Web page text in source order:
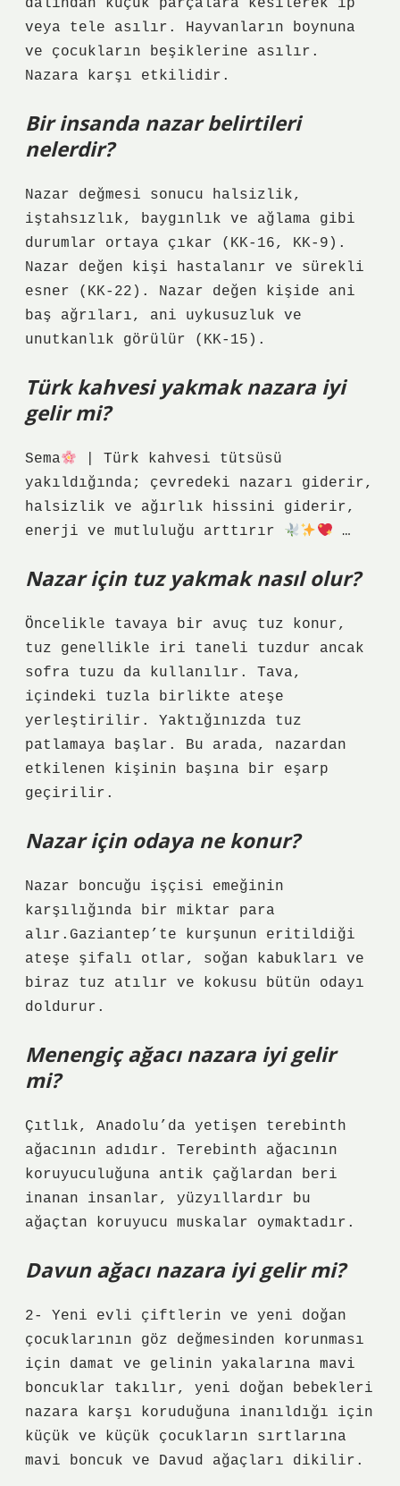
dalından küçük parçalara kesilerek ip
veya tele asılır. Hayvanların boynuna
ve çocukların beşiklerine asılır.
Nazara karşı etkilidir.
Bir insanda nazar belirtileri
nelerdir?
Nazar değmesi sonucu halsizlik,
iştahsızlık, baygınlık ve ağlama gibi
durumlar ortaya çıkar (KK-16, KK-9).
Nazar değen kişi hastalanır ve sürekli
esner (KK-22). Nazar değen kişide ani
baş ağrıları, ani uykusuzluk ve
unutkanlık görülür (KK-15).
Türk kahvesi yakmak nazara iyi
gelir mi?
Sema
| Türk kahvesi tütsüsü
yakıldığında; çevredeki nazarı giderir,
halsizlik ve ağırlık hissini giderir,
enerji ve mutluluğu arttırır
…
Nazar için tuz yakmak nasıl olur?
Öncelikle tavaya bir avuç tuz konur,
tuz genellikle iri taneli tuzdur ancak
sofra tuzu da kullanılır. Tava,
içindeki tuzla birlikte ateşe
yerleştirilir. Yaktığınızda tuz
patlamaya başlar. Bu arada, nazardan
etkilenen kişinin başına bir eşarp
geçirilir.
Nazar için odaya ne konur?
Nazar boncuğu işçisi emeğinin
karşılığında bir miktar para
alır.Gaziantep’te kurşunun eritildiği
ateşe şifalı otlar, soğan kabukları ve
biraz tuz atılır ve kokusu bütün odayı
doldurur.
Menengiç ağacı nazara iyi gelir
mi?
Çıtlık, Anadolu’da yetişen terebinth
ağacının adıdır. Terebinth ağacının
koruyuculuğuna antik çağlardan beri
inanan insanlar, yüzyıllardır bu
ağaçtan koruyucu muskalar oymaktadır.
Davun ağacı nazara iyi gelir mi?
2- Yeni evli çiftlerin ve yeni doğan
çocuklarının göz değmesinden korunması
için damat ve gelinin yakalarına mavi
boncuklar takılır, yeni doğan bebekleri
nazara karşı koruduğuna inanıldığı için
küçük ve küçük çocukların sırtlarına
mavi boncuk ve Davud ağaçları dikilir.